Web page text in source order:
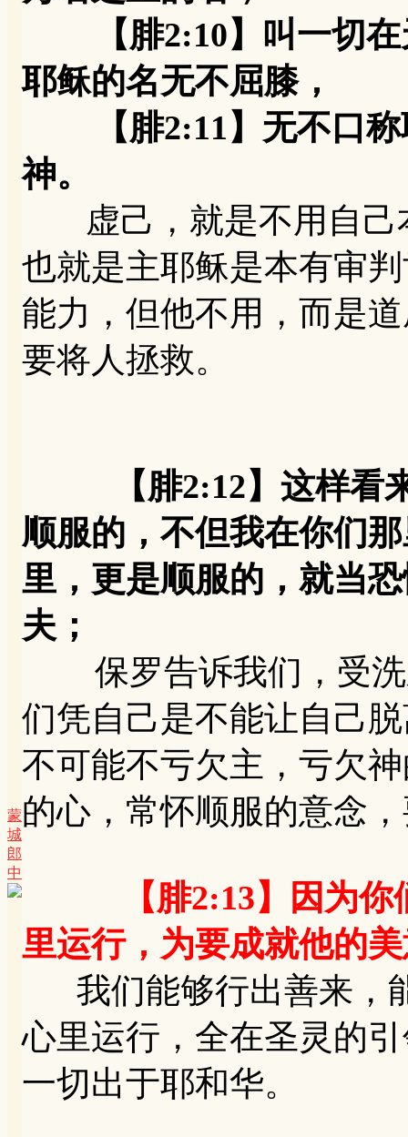
蒙
城
郎
中
【腓2:10】叫一切在
耶稣的名无不屈膝，
【腓2:11】无不口称
神。
虚己，就是不用自己
也就是主耶稣是本有审
能力，但他不用，而是
要将人拯救。
【腓2:12】这样看
顺服的，不但我在你们
里，更是顺服的，就当
夫；
保罗告诉我们，受洗
们凭自己是不能让自己
不可能不亏欠主，亏欠
的心，常怀顺服的意念
【腓2:13】因为
里运行，为要成就他的
我们能够行出善来，
心里运行，全在圣灵的
一切出于耶和华。